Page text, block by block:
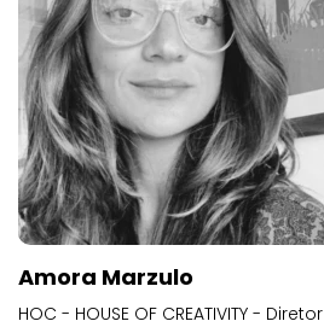
Amora Marzulo
HOC - HOUSE OF CREATIVITY - Diretor